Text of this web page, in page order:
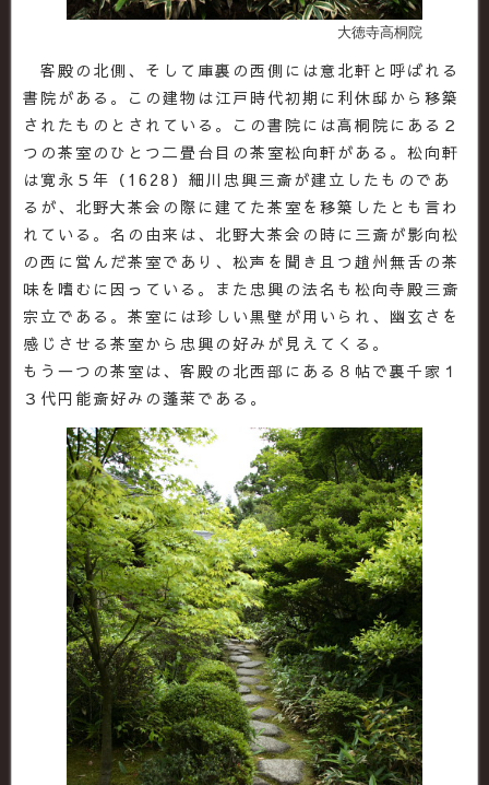
大徳寺高桐院
客殿の北側、そして庫裏の西側には意北軒と呼ばれる
書院がある。この建物は江戸時代初期に利休邸から移築
されたものとされている。この書院には高桐院にある２
つの茶室のひとつ二畳台目の茶室松向軒がある。松向軒
は寛永５年（1628）細川忠興三斎が建立したものであ
るが、北野大茶会の際に建てた茶室を移築したとも言わ
れている。名の由来は、北野大茶会の時に三斎が影向松
の西に営んだ茶室であり、松声を聞き且つ趙州無舌の茶
味を嗜むに因っている。また忠興の法名も松向寺殿三斎
宗立である。茶室には珍しい黒壁が用いられ、幽玄さを
感じさせる茶室から忠興の好みが見えてくる。
もう一つの茶室は、客殿の北西部にある８帖で裏千家１
３代円能斎好みの蓬莱である。